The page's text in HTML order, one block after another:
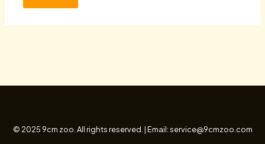
© 2025 9cm zoo. All rights reserved. | Email: service@9cmzoo.com